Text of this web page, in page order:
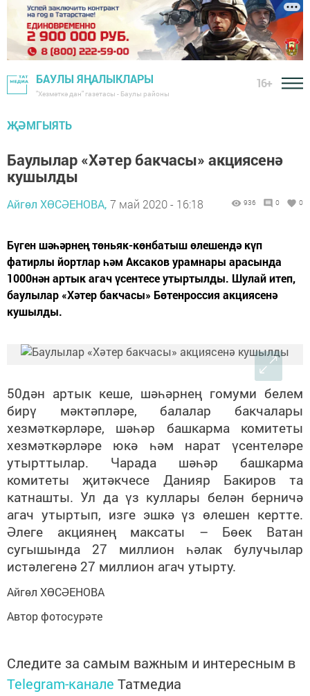
БАУЛЫ ЯҢАЛЫКЛАРЫ
"Хезмәткә дан" газетасы - Баулы районы
16+
ҖӘМГЫЯТЬ
Баулылар «Хәтер бакчасы» акциясенә
кушылды
Айгөл ХӨСӘЕНОВА, 7 май 2020 - 16:18 936 0 0
Бүген шәһәрнең төньяк-көнбатыш өлешендә күп
фатирлы йортлар һәм Аксаков урамнары арасында
1000нән артык агач үсентесе утыртылды. Шулай итеп,
баулылар «Хәтер бакчасы» Бөтенроссия акциясенә
кушылды.
50дән артык кеше, шәһәрнең гомуми белем
бирү мәктәпләре, балалар бакчалары
хезмәткәрләре, шәһәр башкарма комитеты
хезмәткәрләре юкә һәм нарат үсентеләре
утырттылар. Чарада шәһәр башкарма
комитеты җитәкчесе Данияр Бакиров та
катнашты. Ул да үз куллары белән берничә
агач утыртып, изге эшкә үз өлешен кертте.
Әлеге акциянең максаты – Бөек Ватан
сугышында 27 миллион һәлак булучылар
истәлегенә 27 миллион агач утырту.
Айгөл ХӨСӘЕНОВА
Автор фотосурәте
Следите за самым важным и интересным в
Telegram-канале Татмедиа